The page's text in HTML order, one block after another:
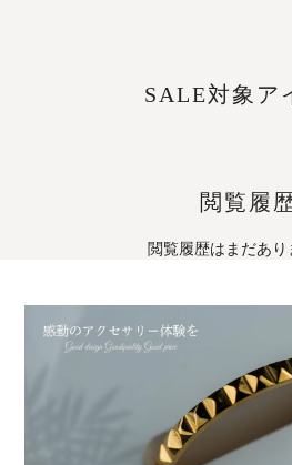
SALE対象ア
閲覧履
閲覧履歴はまだあり